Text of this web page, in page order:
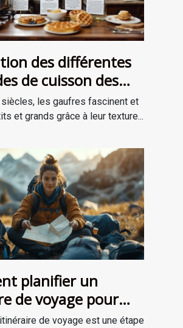
des différentes
de cuisson des
travers les âges
les gaufres fascinent et
et grands grâce à leur texture...
planifier un
de voyage pour
mémorable
de voyage est une étape